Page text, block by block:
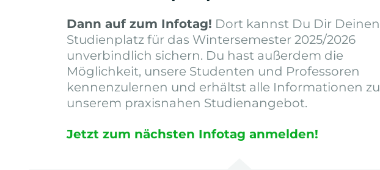
Dann auf zum Infotag! Dort kannst Du Dir Deinen
Studienplatz für das Wintersemester 2025/2026
unverbindlich sichern. Du hast außerdem die
Möglichkeit, unsere Studenten und Professoren
kennenzulernen und erhältst alle Informationen zu
unserem praxisnahen Studienangebot.
Jetzt zum nächsten Infotag anmelden!